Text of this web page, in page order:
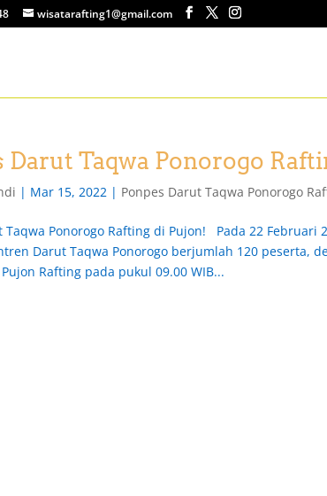
wisatarafting1@gmail.com
Darut Taqwa Ponorogo
| Mar 15, 2022 | Ponpes Darut Taqwa Ponorogo
Taqwa Ponorogo Rafting di Pujon! Pada 22
Darut Taqwa Ponorogo berjumlah 120 peserta,
Rafting pada pukul 09.00 WIB...